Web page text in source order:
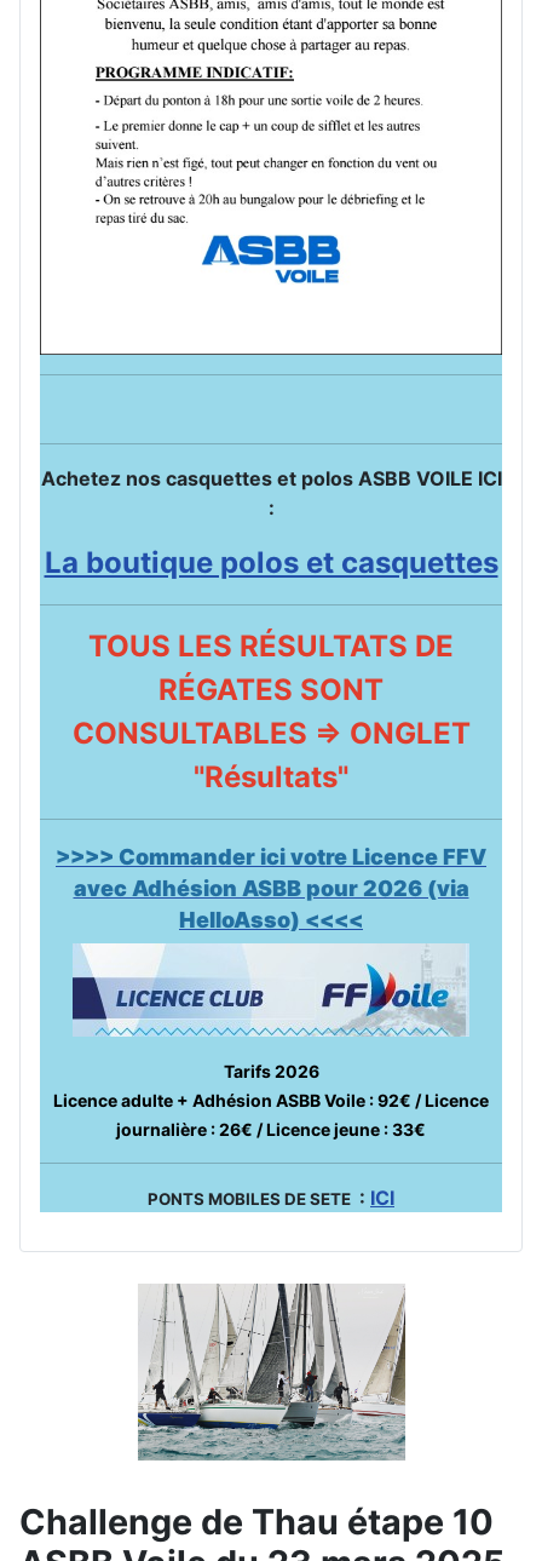
Achetez nos casquettes et polos ASBB VOILE ICI
:
La boutique polos et casquettes
TOUS LES RÉSULTATS DE
RÉGATES SONT
CONSULTABLES => ONGLET
"Résultats"
>>>> Commander ici votre Licence FFV
avec Adhésion ASBB pour 2026 (via
HelloAsso) <<<<
Tarifs 2026
Licence adulte + Adhésion ASBB Voile : 92€ / Licence
journalière : 26€ / Licence jeune : 33€
PONTS MOBILES DE SETE : ICI
Challenge de Thau étape 10